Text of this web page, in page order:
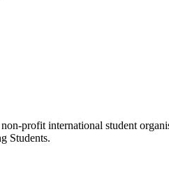
profit international student
Students.